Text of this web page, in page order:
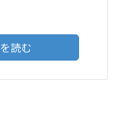
読む